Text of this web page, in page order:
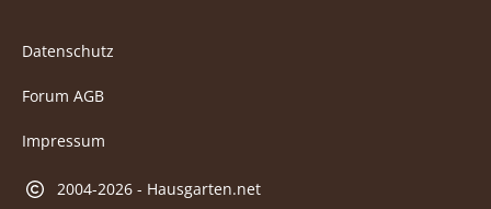
Datenschutz
Forum AGB
Impressum
2004-2026 - Hausgarten.net